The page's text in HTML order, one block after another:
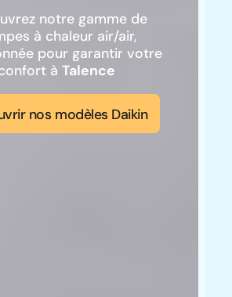
notre gamme de
à chaleur air/air,
pour garantir votre
à Talence
nos modèles Daikin